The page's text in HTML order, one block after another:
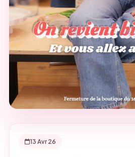
13 Avr 26